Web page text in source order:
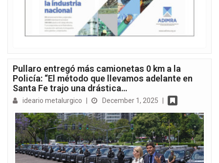
Pullaro entregó más camionetas 0 km a la
Policía: “El método que llevamos adelante en
Santa Fe trajo una drástica…
ideario metalurgico December 1, 2025